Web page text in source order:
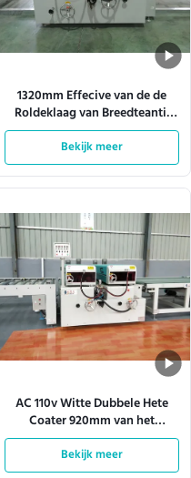
1320mm Effecive van de de
Roldeklaag van Breedteantil
het Schurende Materiaal 10KW
Bekijk meer
AC 110v Witte Dubbele Hete
Coater 920mm van het
Smeltingsbroodje Effecive-
Breedte
Bekijk meer